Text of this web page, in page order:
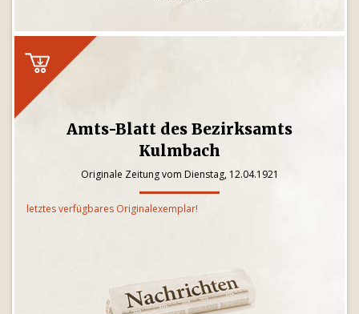
Amts-Blatt des Bezirksamts
Kulmbach
Originale Zeitung vom Dienstag, 12.04.1921
letztes verfügbares Originalexemplar!